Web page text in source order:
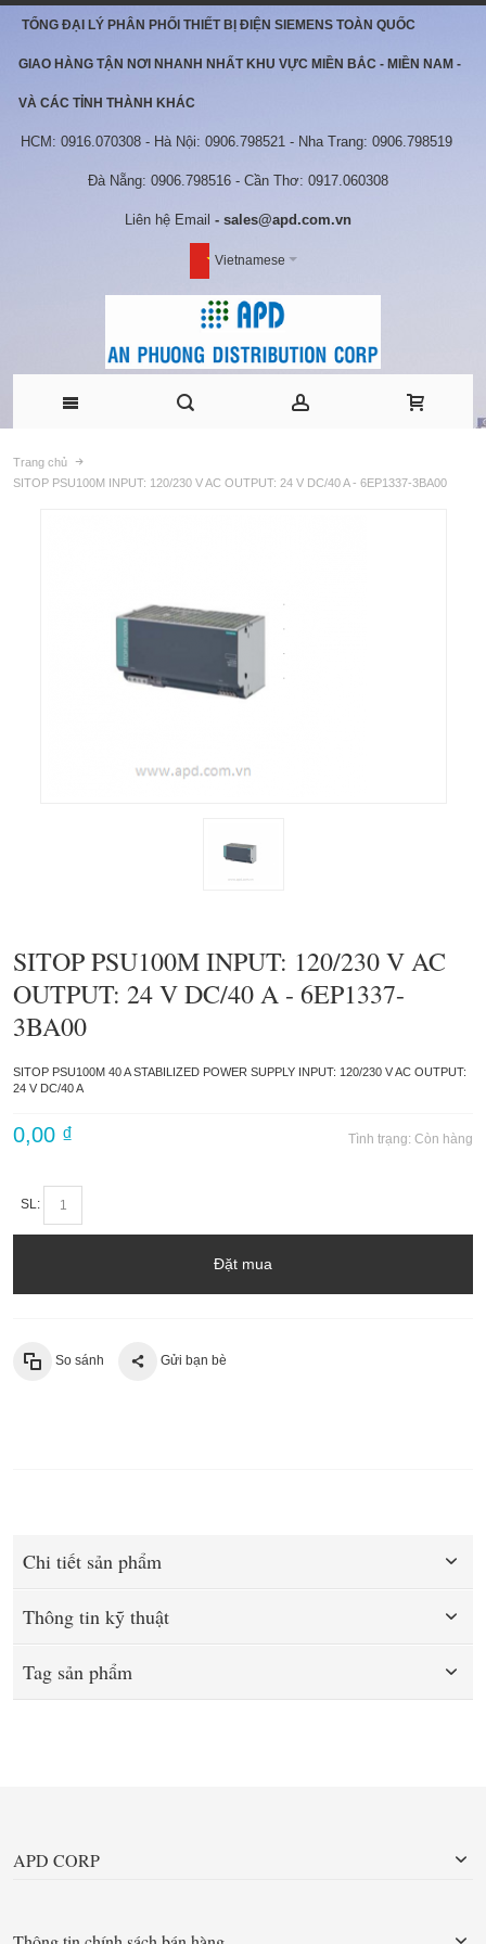
TỔNG ĐẠI LÝ PHÂN PHỐI THIẾT BỊ ĐIỆN SIEMENS TOÀN QUỐC
GIAO HÀNG TẬN NƠI NHANH NHẤT KHU VỰC MIỀN BẮC - MIỀN NAM -
VÀ CÁC TỈNH THÀNH KHÁC
HCM: 0916.070308 - Hà Nội: 0906.798521 - Nha Trang: 0906.798519
Đà Nẵng: 0906.798516 - Cần Thơ: 0917.060308
Liên hệ Email - sales@apd.com.vn
Vietnamese
Trang chủ
SITOP PSU100M INPUT: 120/230 V AC OUTPUT: 24 V DC/40 A - 6EP1337-3BA00
SITOP PSU100M INPUT: 120/230 V AC
OUTPUT: 24 V DC/40 A - 6EP1337-
3BA00
SITOP PSU100M 40 A STABILIZED POWER SUPPLY INPUT: 120/230 V AC OUTPUT:
24 V DC/40 A
Tình trạng: Còn hàng
0,00 ₫
SL:
Đặt mua
So sánh Gửi bạn bè
Chi tiết sản phẩm
Thông tin kỹ thuật
Tag sản phẩm
APD CORP